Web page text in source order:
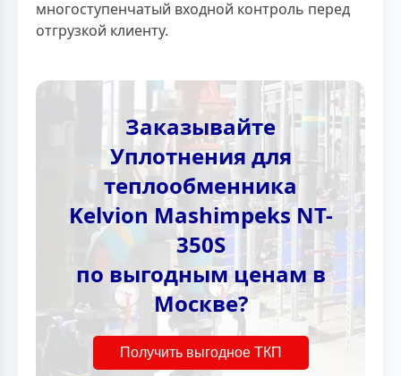
многоступенчатый входной контроль перед
отгрузкой клиенту.
Заказывайте
Уплотнения для
теплообменника
Kelvion Mashimpeks NT-
350S
по выгодным ценам в
Москве?
Получить выгодное ТКП